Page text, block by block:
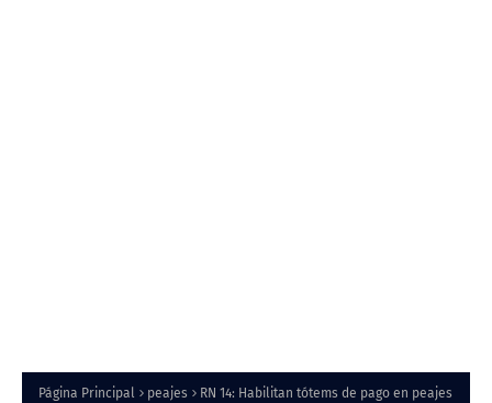
Página Principal peajes
RN 14: Habilitan tótems de pago en peajes